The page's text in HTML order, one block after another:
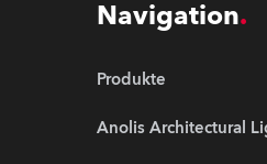
Navigation
Produkte
Anolis Architectural